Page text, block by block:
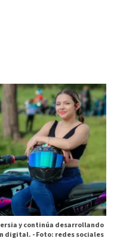
y continúa desarrollando
digital. -Foto: redes sociales